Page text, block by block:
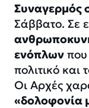
Συναγερμός
Σάββατο. Σε
ενόπλων
πολιτικό και
Οι Αρχές
«δολοφονία